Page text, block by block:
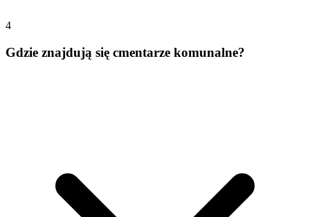
4
Gdzie znajdują się cmentarze komunalne?